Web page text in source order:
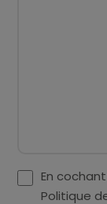
En
Politique